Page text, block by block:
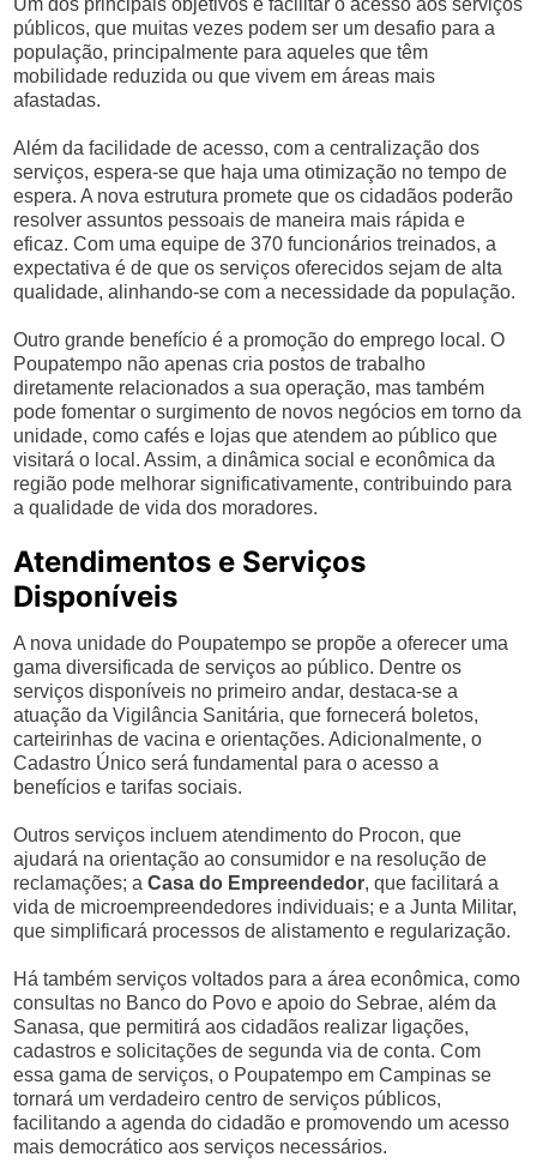
Um dos principais objetivos é facilitar o acesso aos serviços
públicos, que muitas vezes podem ser um desafio para a
população, principalmente para aqueles que têm
mobilidade reduzida ou que vivem em áreas mais
afastadas.
Além da facilidade de acesso, com a centralização dos
serviços, espera-se que haja uma otimização no tempo de
espera. A nova estrutura promete que os cidadãos poderão
resolver assuntos pessoais de maneira mais rápida e
eficaz. Com uma equipe de 370 funcionários treinados, a
expectativa é de que os serviços oferecidos sejam de alta
qualidade, alinhando-se com a necessidade da população.
Outro grande benefício é a promoção do emprego local. O
Poupatempo não apenas cria postos de trabalho
diretamente relacionados a sua operação, mas também
pode fomentar o surgimento de novos negócios em torno da
unidade, como cafés e lojas que atendem ao público que
visitará o local. Assim, a dinâmica social e econômica da
região pode melhorar significativamente, contribuindo para
a qualidade de vida dos moradores.
Atendimentos e Serviços
Disponíveis
A nova unidade do Poupatempo se propõe a oferecer uma
gama diversificada de serviços ao público. Dentre os
serviços disponíveis no primeiro andar, destaca-se a
atuação da Vigilância Sanitária, que fornecerá boletos,
carteirinhas de vacina e orientações. Adicionalmente, o
Cadastro Único será fundamental para o acesso a
benefícios e tarifas sociais.
Outros serviços incluem atendimento do Procon, que
ajudará na orientação ao consumidor e na resolução de
reclamações; aCasa do Empreendedor, que facilitará a
vida de microempreendedores individuais; e a Junta Militar,
que simplificará processos de alistamento e regularização.
Há também serviços voltados para a área econômica, como
consultas no Banco do Povo e apoio do Sebrae, além da
Sanasa, que permitirá aos cidadãos realizar ligações,
cadastros e solicitações de segunda via de conta. Com
essa gama de serviços, o Poupatempo em Campinas se
tornará um verdadeiro centro de serviços públicos,
facilitando a agenda do cidadão e promovendo um acesso
mais democrático aos serviços necessários.